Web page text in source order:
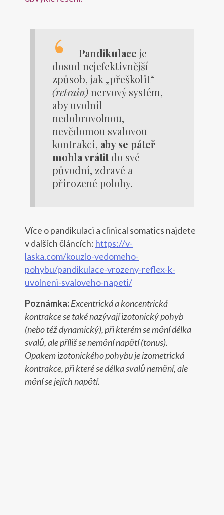
Pandikulace je
dosud nejefektivnější
způsob, jak „přeškolit“
(retrain)nervový systém,
aby uvolnil
nedobrovolnou,
nevědomou svalovou
kontrakci, aby se páteř
mohla vrátitdo své
původní, zdravé a
přirozené polohy.
Více o pandikulaci a clinical somatics najdete
v dalších článcích: https://v-
laska.com/kouzlo-vedomeho-
pohybu/pandikulace-vrozeny-reflex-k-
uvolneni-svaloveho-napeti/
Poznámka:Excentrická a koncentrická
kontrakce se také nazývají izotonický pohyb
(nebo též dynamický), při kterém se mění délka
svalů, ale příliš se nemění napětí (tonus).
Opakem izotonického pohybu je izometrická
kontrakce, při které se délka svalů nemění, ale
mění se jejich napětí.